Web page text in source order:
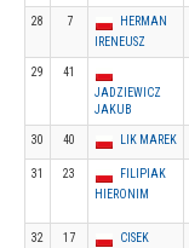
28 7
HERMAN
IRENEUSZ
29
41
JADZIEWICZ
JAKUB
30 40 LIK MAREK
31 23
FILIPIAK
HIERONIM
32 17 CISEK